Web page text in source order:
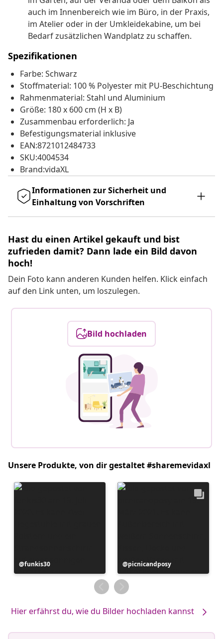
auch im Innenbereich wie im Büro, in der Praxis,
im Atelier oder in der Umkleidekabine, um bei
Bedarf zusätzlichen Wandplatz zu schaffen.
Spezifikationen
Farbe: Schwarz
Stoffmaterial: 100 % Polyester mit PU-Beschichtung
Rahmenmaterial: Stahl und Aluminium
Größe: 180 x 600 cm (H x B)
Zusammenbau erforderlich: Ja
Befestigungsmaterial inklusive
EAN:8721012484733
SKU:4004534
Brand:vidaXL
Informationen zur Sicherheit und
Einhaltung von Vorschriften
Hast du einen Artikel gekauft und bist
zufrieden damit? Dann lade ein Bild davon
hoch!
Dein Foto kann anderen Kunden helfen. Klick einfach
auf den Link unten, um loszulegen.
Bild hochladen
Unsere Produkte, von dir gestaltet #sharemevidaxl
Beitrag
veröffentlicht
funkis30
Beitrag
veröffentlicht
von
picnicandposy
Hier erfährst du, wie du Bilder hochladen kannst